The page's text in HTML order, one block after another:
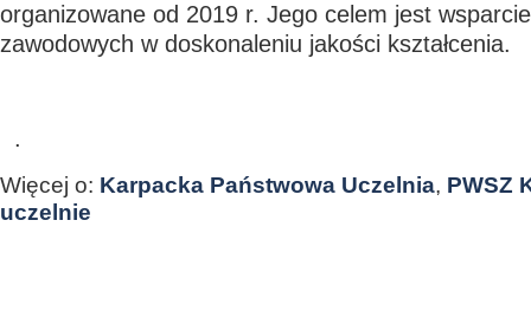
organizowane od 2019 r. Jego celem jest
zawodowych w doskonaleniu jakości kształcenia.
.
Więcej o: Karpacka Państwowa Uczelnia, PWSZ
uczelnie